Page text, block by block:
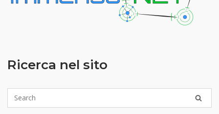
Ricerca nel sito